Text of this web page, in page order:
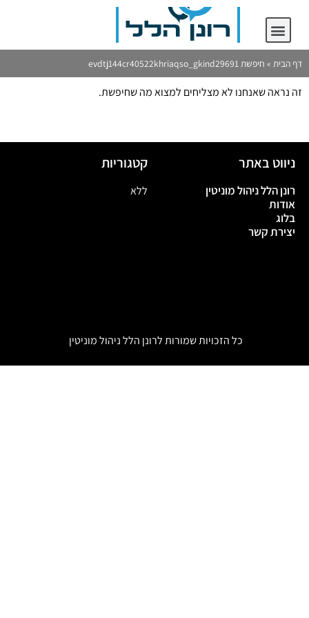
דף הבית » חיפשת evdtj144cr40522khriaqso_gkind29691
זה נראה שאנחנו לא מצליחים למצוא מה שחיפשת.
ניווט באתר
רונן הלל ניהול מוניטין
אודות
בלוג
יצירת קשר
קטגוריות
ללא
כל הזכויות שמורות לרונן הללניהול מוניטין